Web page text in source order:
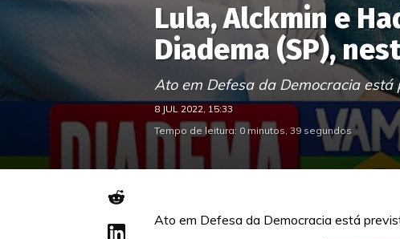
Lula, Alckmin e
Diadema (SP),
Ato em Defesa da Democracia
8 JUL 2022, 15:33
Tempo de leitura: 0 minutos, 39 segundos
Ato em Defesa da Democracia está